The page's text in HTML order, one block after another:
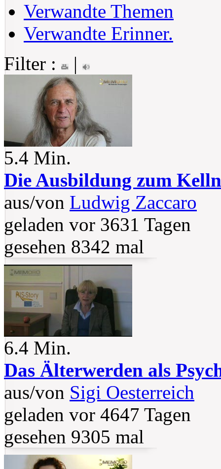
Verwandte Themen
Verwandte Erinner.
Filter :
|
5.4 Min.
Die Ausbildung zum
aus/von Ludwig Zaccaro
geladen vor 3631 Tagen
gesehen 8342 mal
6.4 Min.
Das Älterwerden als
aus/von Sigi Oesterreich
geladen vor 4647 Tagen
gesehen 9305 mal